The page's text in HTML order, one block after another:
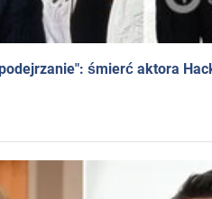
śmierć aktora